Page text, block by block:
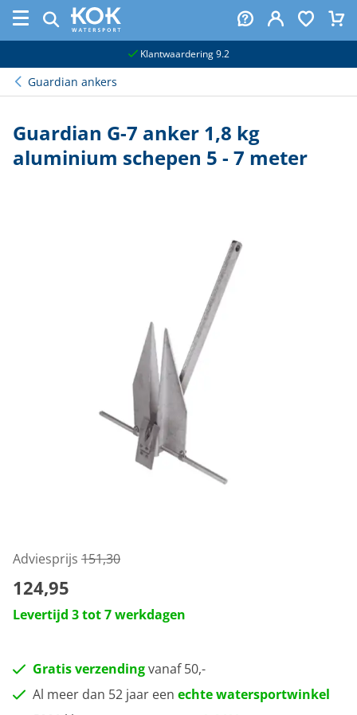
Klantwaardering 9.2
Guardian ankers
Guardian G-7 anker 1,8 kg
aluminium schepen 5 - 7 meter
Adviesprijs 151,30
124,95
Levertijd 3 tot 7 werkdagen
Gratis verzendingvanaf 50,-
Al meer dan 52 jaar een echte watersportwinkel